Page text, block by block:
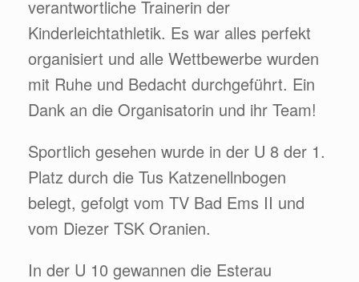
verantwortliche Trainerin der
Kinderleichtathletik. Es war alles perfekt
organisiert und alle Wettbewerbe wurden
mit Ruhe und Bedacht durchgeführt. Ein
Dank an die Organisatorin und ihr Team!
Sportlich gesehen wurde in der U 8 der 1.
Platz durch die Tus Katzenellnbogen
belegt, gefolgt vom TV Bad Ems II und
vom Diezer TSK Oranien.
In der U 10 gewannen die Esterau